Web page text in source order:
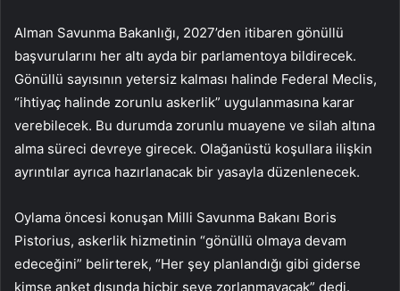
Alman Savunma Bakanlığı, 2027’den itibaren gönüllü
başvurularını her altı ayda bir parlamentoya bildirecek.
Gönüllü sayısının yetersiz kalması halinde Federal Meclis,
“ihtiyaç halinde zorunlu askerlik” uygulanmasına karar
verebilecek. Bu durumda zorunlu muayene ve silah altına
alma süreci devreye girecek. Olağanüstü koşullara ilişkin
ayrıntılar ayrıca hazırlanacak bir yasayla düzenlenecek.
Oylama öncesi konuşan Milli Savunma Bakanı Boris
Pistorius, askerlik hizmetinin “gönüllü olmaya devam
edeceğini” belirterek, “Her şey planlandığı gibi giderse
kimse anket dışında hiçbir şeye zorlanmayacak” dedi.